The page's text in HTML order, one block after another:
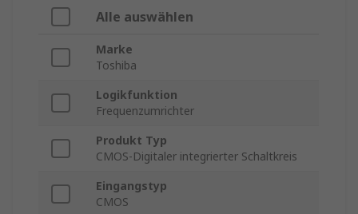
Alle auswählen
Marke
Toshiba
Logikfunktion
Frequenzumrichter
Produkt Typ
CMOS-Digitaler integrierter Schaltkreis
Eingangstyp
CMOS